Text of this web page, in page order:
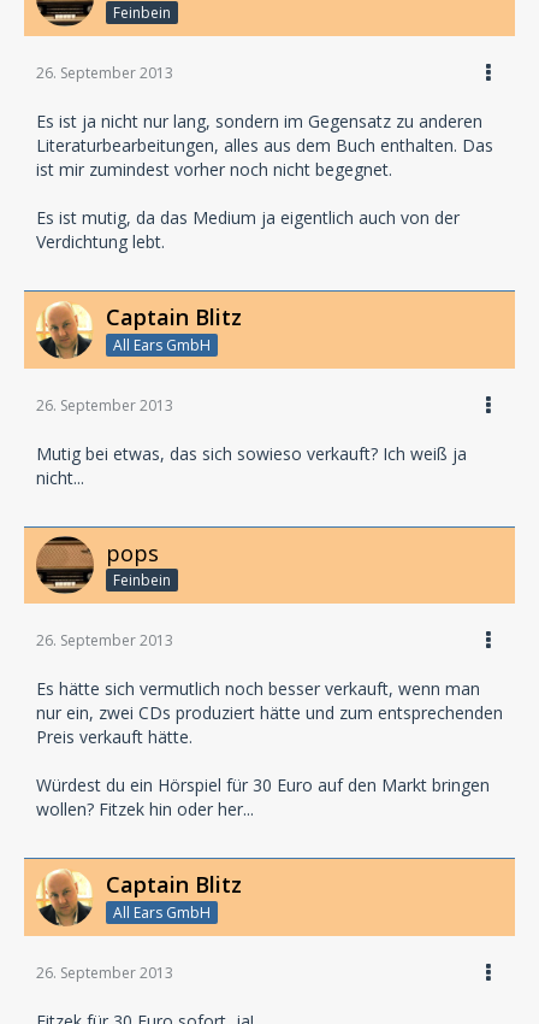
Feinbein
26. September 2013
Es ist ja nicht nur lang, sondern im Gegensatz zu anderen
Literaturbearbeitungen, alles aus dem Buch enthalten. Das
ist mir zumindest vorher noch nicht begegnet.
Es ist mutig, da das Medium ja eigentlich auch von der
Verdichtung lebt.
Captain Blitz
All Ears GmbH
26. September 2013
Mutig bei etwas, das sich sowieso verkauft? Ich weiß ja
nicht...
pops
Feinbein
26. September 2013
Es hätte sich vermutlich noch besser verkauft, wenn man
nur ein, zwei CDs produziert hätte und zum entsprechenden
Preis verkauft hätte.
Würdest du ein Hörspiel für 30 Euro auf den Markt bringen
wollen? Fitzek hin oder her...
Captain Blitz
All Ears GmbH
26. September 2013